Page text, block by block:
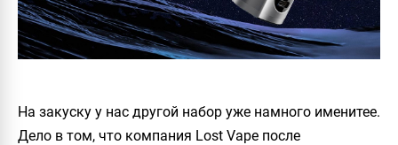
На закуску у нас другой набор уже намного именитее.
Дело в том, что компания Lost Vape после